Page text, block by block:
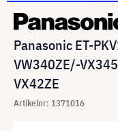
Panasonic ET-
VW340ZE/-
VX42ZE
Artikelnr: 1371016